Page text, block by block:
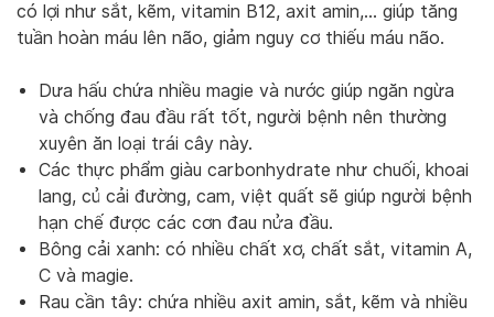
có lợi như sắt, kẽm, vitamin B12, axit amin,… giúp tăng
tuần hoàn máu lên não, giảm nguy cơ thiếu máu não.
Dưa hấu chứa nhiều magie và nước giúp ngăn ngừa
và chống đau đầu rất tốt, người bệnh nên thường
xuyên ăn loại trái cây này.
Các thực phẩm giàu carbonhydrate như chuối, khoai
lang, củ cải đường, cam, việt quất sẽ giúp người bệnh
hạn chế được các cơn đau nửa đầu.
Bông cải xanh: có nhiều chất xơ, chất sắt, vitamin A,
C và magie.
Rau cần tây: chứa nhiều axit amin, sắt, kẽm và nhiều